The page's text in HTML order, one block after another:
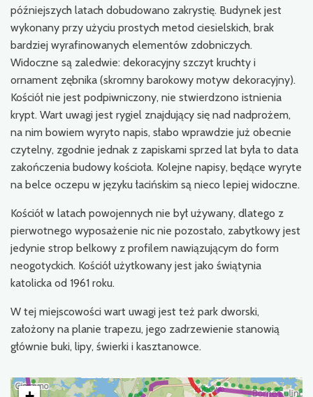
późniejszych latach dobudowano zakrystię. Budynek jest
wykonany przy użyciu prostych metod ciesielskich, brak
bardziej wyrafinowanych elementów zdobniczych.
Widoczne są zaledwie: dekoracyjny szczyt kruchty i
ornament zębnika (skromny barokowy motyw dekoracyjny).
Kościół nie jest podpiwniczony, nie stwierdzono istnienia
krypt. Wart uwagi jest rygiel znajdujący się nad nadprożem,
na nim bowiem wyryto napis, słabo wprawdzie już obecnie
czytelny, zgodnie jednak z zapiskami sprzed lat była to data
zakończenia budowy kościoła. Kolejne napisy, będące wyryte
na belce oczepu w języku łacińskim są nieco lepiej widoczne.
Kościół w latach powojennych nie był używany, dlatego z
pierwotnego wyposażenie nic nie pozostało, zabytkowy jest
jedynie strop belkowy z profilem nawiązującym do form
neogotyckich. Kościół użytkowany jest jako świątynia
katolicka od 1961 roku.
W tej miejscowości wart uwagi jest też park dworski,
założony na planie trapezu, jego zadrzewienie stanowią
głównie buki, lipy, świerki i kasztanowce.